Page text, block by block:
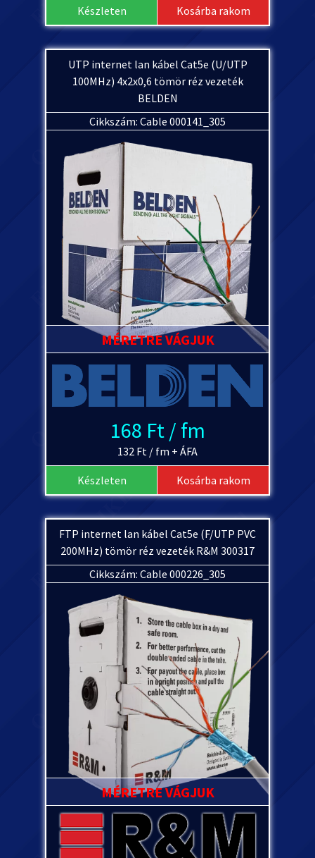
Készleten Kosárba rakom
UTP internet lan kábel Cat5e (U/UTP
100MHz) 4x2x0,6 tömör réz vezeték
BELDEN
Cikkszám: Cable 000141_305
MÉRETRE VÁGJUK
168 Ft / fm
132 Ft / fm + ÁFA
Készleten Kosárba rakom
FTP internet lan kábel Cat5e (F/UTP PVC
200MHz) tömör réz vezeték R&M 300317
Cikkszám: Cable 000226_305
MÉRETRE VÁGJUK